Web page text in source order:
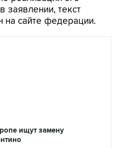
заявлении, текст
на сайте федерации.
ищут замену